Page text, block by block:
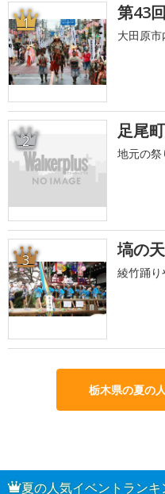
1 第43
大田原
2 足尾
地元の祭
3 塙の
綾竹踊
栃木県の夏の
夏の人気イベントランキ